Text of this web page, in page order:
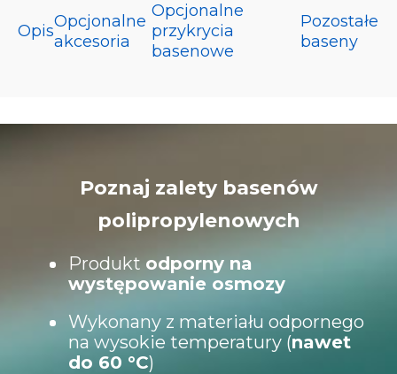
Opis
Opcjonalne
akcesoria
Opcjonalne
przykrycia
basenowe
Pozostałe
baseny
Poznaj zalety basenów
polipropylenowych
Produkt odporny na
występowanie osmozy
Wykonany z materiału odpornego
na wysokie temperatury (nawet
do 60 °C)